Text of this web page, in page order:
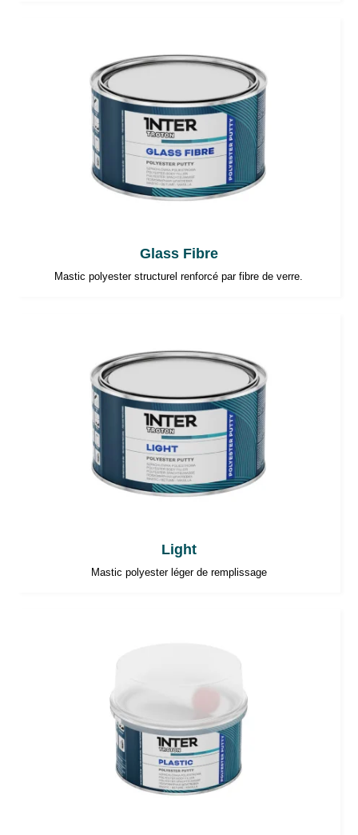
Glass Fibre
Mastic polyester structurel renforcé par fibre de verre.
Light
Mastic polyester léger de remplissage